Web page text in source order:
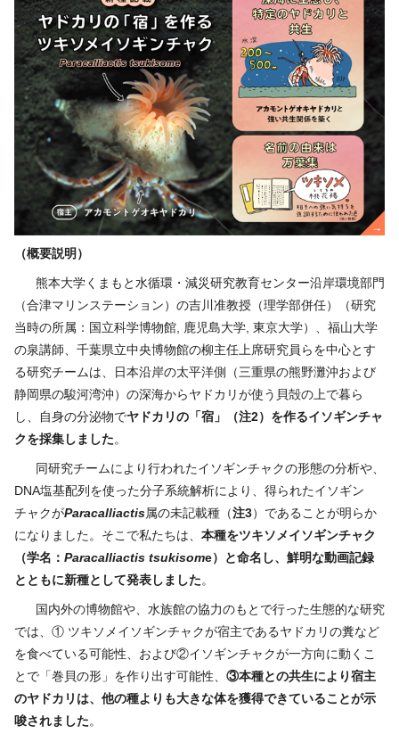
（概要説明）
熊本大学くまもと水循環・減災研究教育センター沿岸環境部門
（合津マリンステーション）の吉川准教授（理学部併任）（研究
当時の所属：国立科学博物館, 鹿児島大学, 東京大学）、福山大学
の泉講師、千葉県立中央博物館の柳主任上席研究員らを中心とす
る研究チームは、日本沿岸の太平洋側（三重県の熊野灘沖および
静岡県の駿河湾沖）の深海からヤドカリが使う貝殻の上で暮ら
し、自身の分泌物でヤドカリの「宿」 （注2） を作るイソギンチャ
クを採集しました。
同研究チームにより行われたイソギンチャクの形態の分析や、
DNA塩基配列を使った分子系統解析により、得られたイソギン
チャクがParacalliactis属の未記載種（注3）であることが明らか
になりました。そこで私たちは、 本種をツキソメイソギンチャク
（学名： Paracalliactis tsukisome）
と命名し、鮮明な動画記録
とともに新種として発表しました。
国内外の博物館や、水族館の協力のもとで行った生態的な研究
では、① ツキソメイソギンチャクが宿主であるヤドカリの糞など
を食べている可能性、および②イソギンチャクが一方向に動くこ
とで「巻貝の形」を作り出す可能性、 ③本種との共生により宿主
のヤドカリは、他の種よりも大きな体を獲得できていることが示
唆されました。